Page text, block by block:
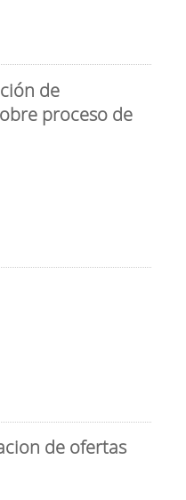
de
proceso de
de ofertas